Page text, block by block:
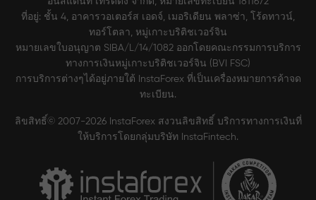
ที่อยู่: ชั้น 4, อาคารวอเตอร์ส เอดจ์, เมอริเดียน พลาซ่า, โร้ดทาวน์,
ทอร์โตลา, หมู่เกาะบริติชเวอร์จิน
หมายเลขใบอนุญาต SIBA/L/14/1082 ออกโดยคณะกรรมการบริการ
ทางการเงินหมู่เกาะบริติชเวอร์จิน (BVI FSC)
การบริการต่างๆได้อยู่ภายใต้ InstaForex ที่เป็นเครื่องหมายการค้าจด
ทะเบียน.
ลิขสิทธิ์© 2007-2026 InstaForex สงวนลิขสิทธิ์ บริการทางการเงินที่
ให้บริการโดยกลุ่มบริษัท InstaFintech.